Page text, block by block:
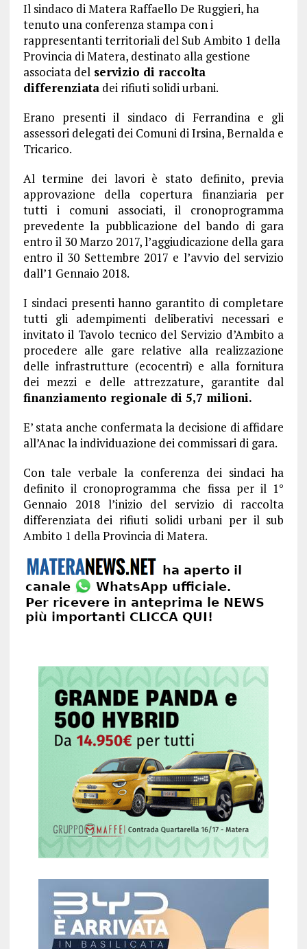
Il sindaco di Matera Raffaello De Ruggieri, ha
tenuto una conferenza stampa con i
rappresentanti territoriali del Sub Ambito 1 della
Provincia di Matera, destinato alla gestione
associata delservizio di raccolta
differenziatadei rifiuti solidi urbani.
Erano presenti il sindaco di Ferrandina e gli
assessori delegati dei Comuni di Irsina, Bernalda e
Tricarico.
Al termine dei lavori è stato definito, previa
approvazione della copertura finanziaria per
tutti i comuni associati, il cronoprogramma
prevedente la pubblicazione del bando di gara
entro il 30 Marzo 2017, l’aggiudicazione della gara
entro il 30 Settembre 2017 e l’avvio del servizio
dall’1 Gennaio 2018.
I sindaci presenti hanno garantito di completare
tutti gli adempimenti deliberativi necessari e
invitato il Tavolo tecnico del Servizio d’Ambito a
procedere alle gare relative alla realizzazione
delle infrastrutture (ecocentri) e alla fornitura
dei mezzi e delle attrezzature, garantite dal
finanziamento regionale di 5,7 milioni.
E’ stata anche confermata la decisione di affidare
all’Anac la individuazione dei commissari di gara.
Con tale verbale la conferenza dei sindaci ha
definito il cronoprogramma che fissa per il 1°
Gennaio 2018 l’inizio del servizio di raccolta
differenziata dei rifiuti solidi urbani per il sub
Ambito 1 della Provincia di Matera.